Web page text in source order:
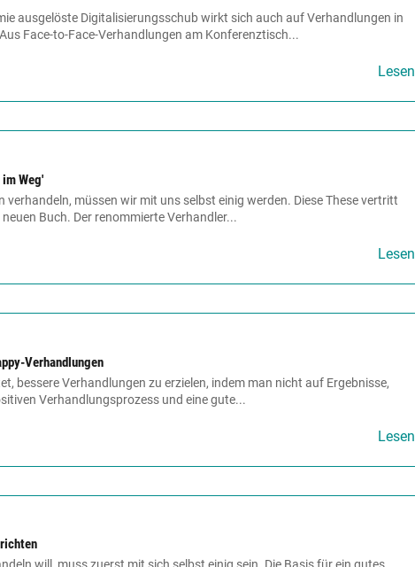
ausgelöste Digitalisierungsschub wirkt sich auch auf Verhandlungen in
Face-to-Face-Verhandlungen am Konferenztisch...
Lesen
Weg'
verhandeln, müssen wir mit uns selbst einig werden. Diese These vertritt
Buch. Der renommierte Verhandler...
Lesen
Verhandlungen
bessere Verhandlungen zu erzielen, indem man nicht auf Ergebnisse,
Verhandlungsprozess und eine gute...
Lesen